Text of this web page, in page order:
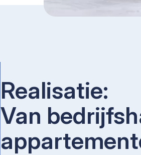
Realisatie:
Van